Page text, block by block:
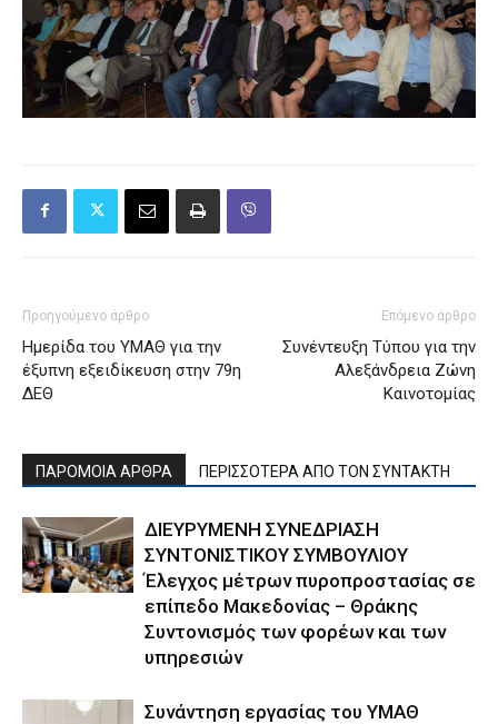
Προηγούμενο άρθρο
Ημερίδα του ΥΜΑΘ για την
έξυπνη εξειδίκευση στην 79η
ΔΕΘ
Επόμενο άρθρο
Συνέντευξη Τύπου για την
Αλεξάνδρεια Ζώνη
Καινοτομίας
ΠΑΡΟΜΟΙΑ ΑΡΘΡΑ ΠΕΡΙΣΣΟΤΕΡΑ ΑΠΟ ΤΟΝ ΣΥΝΤΑΚΤΗ
ΔΙΕΥΡΥΜΕΝΗ ΣΥΝΕΔΡΙΑΣΗ
ΣΥΝΤΟΝΙΣΤΙΚΟΥ ΣΥΜΒΟΥΛΙΟΥ
Έλεγχος μέτρων πυροπροστασίας σε
επίπεδο Μακεδονίας – Θράκης
Συντονισμός των φορέων και των
υπηρεσιών
Συνάντηση εργασίας του ΥΜΑΘ